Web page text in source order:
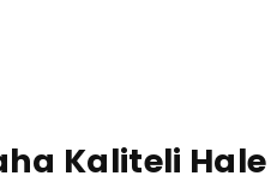
Kaliteli